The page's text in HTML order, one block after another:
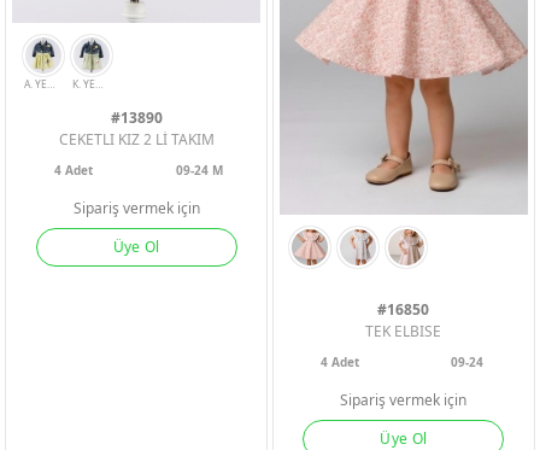
#13890
CEKETLI KIZ 2 Lİ TAKIM
4 Adet 09-24 M
Sipariş vermek için
Üye Ol
#16850
TEK ELBISE
4Adet 09-24
Sipariş vermek için
Üye Ol